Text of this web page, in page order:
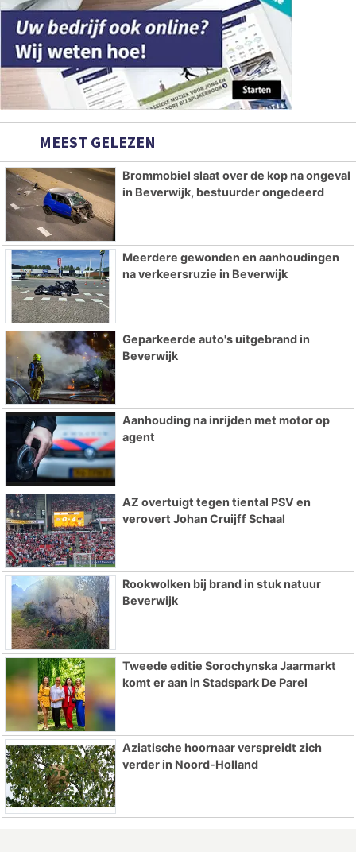
MEEST GELEZEN
Brommobiel slaat over de kop na ongeval
in Beverwijk, bestuurder ongedeerd
Meerdere gewonden en aanhoudingen
na verkeersruzie in Beverwijk
Geparkeerde auto's uitgebrand in
Beverwijk
Aanhouding na inrijden met motor op
agent
AZ overtuigt tegen tiental PSV en
verovert Johan Cruijff Schaal
Rookwolken bij brand in stuk natuur
Beverwijk
Tweede editie Sorochynska Jaarmarkt
komt er aan in Stadspark De Parel
Aziatische hoornaar verspreidt zich
verder in Noord-Holland